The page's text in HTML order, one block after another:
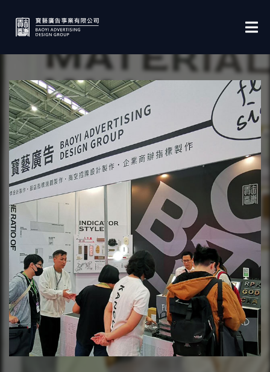
Home 參展 2023 台北國際建築建材暨產品展